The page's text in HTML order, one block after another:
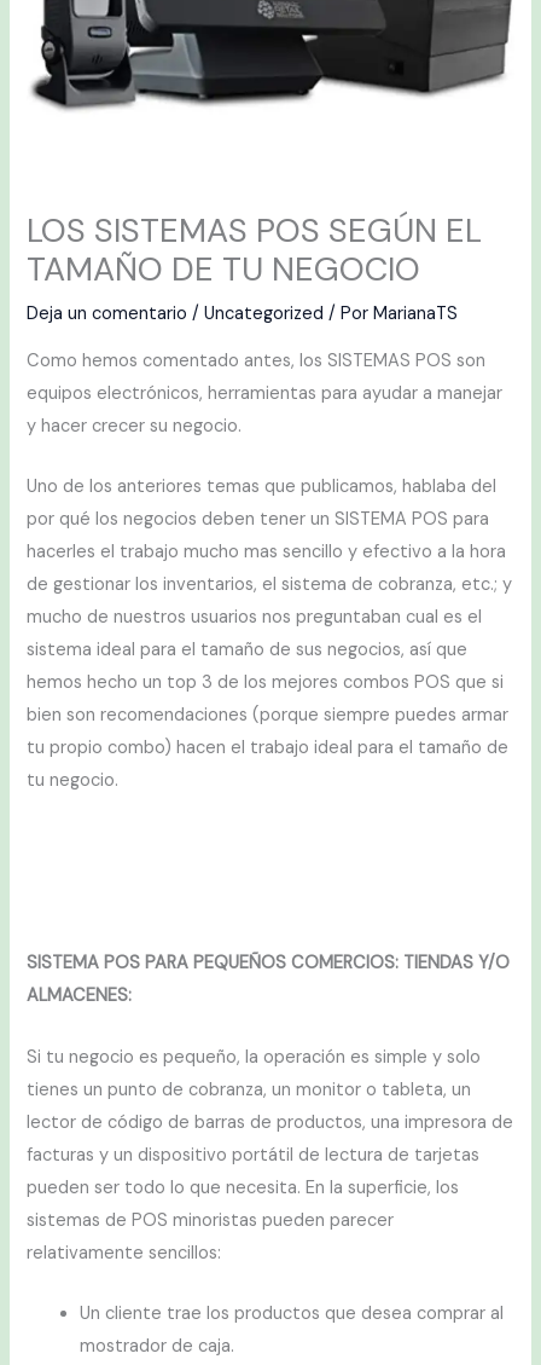
LOS SISTEMAS POS SEGÚN EL
TAMAÑO DE TU NEGOCIO
Deja un comentario /Uncategorized / PorMarianaTS
Como hemos comentado antes, los SISTEMAS POS son
equipos electrónicos, herramientas para ayudar a manejar
y hacer crecer su negocio.
Uno de los anteriores temas que publicamos, hablaba del
por qué los negocios deben tener un SISTEMA POS para
hacerles el trabajo mucho mas sencillo y efectivo a la hora
de gestionar los inventarios, el sistema de cobranza, etc.; y
mucho de nuestros usuarios nos preguntaban cual es el
sistema ideal para el tamaño de sus negocios, así que
hemos hecho un top 3 de los mejores combos POS que si
bien son recomendaciones (porque siempre puedes armar
tu propio combo) hacen el trabajo ideal para el tamaño de
tu negocio.
SISTEMA POS PARA PEQUEÑOS COMERCIOS: TIENDAS Y/O
ALMACENES:
Si tu negocio es pequeño, la operación es simple y solo
tienes un punto de cobranza, un monitor o tableta, un
lector de código de barras de productos, una impresora de
facturas y un dispositivo portátil de lectura de tarjetas
pueden ser todo lo que necesita. En la superficie, los
sistemas de POS minoristas pueden parecer
relativamente sencillos:
Un cliente trae los productos que desea comprar al
mostrador de caja.